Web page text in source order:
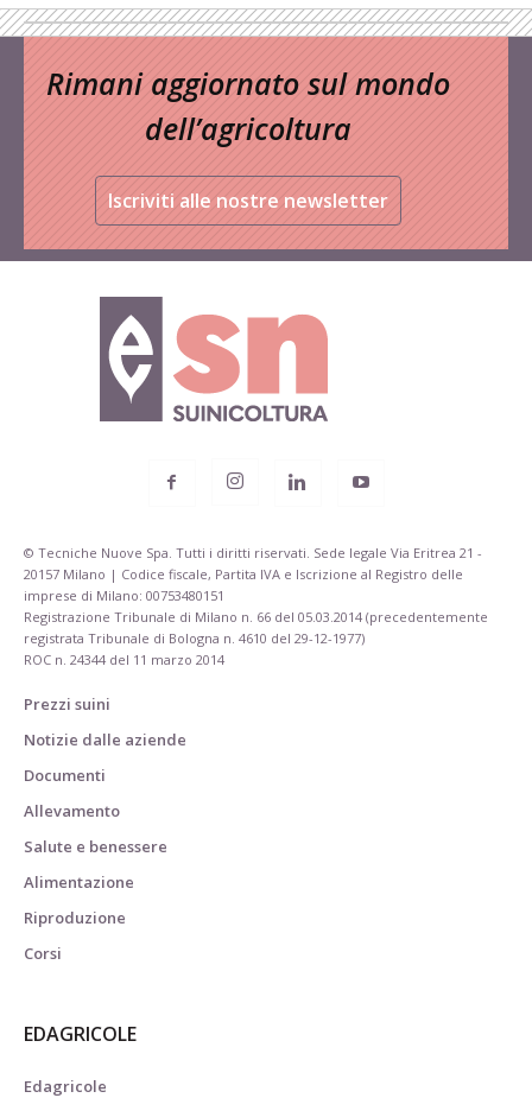
Rimani aggiornato sul mondo
dell’agricoltura
Iscriviti alle nostre newsletter
© Tecniche Nuove Spa. Tutti i diritti riservati. Sede legale Via Eritrea 21 -
20157 Milano | Codice fiscale, Partita IVA e Iscrizione al Registro delle
imprese di Milano: 00753480151
Registrazione Tribunale di Milano n. 66 del 05.03.2014 (precedentemente
registrata Tribunale di Bologna n. 4610 del 29-12-1977)
ROC n. 24344 del 11 marzo 2014
Prezzi suini
Notizie dalle aziende
Documenti
Allevamento
Salute e benessere
Alimentazione
Riproduzione
Corsi
EDAGRICOLE
Edagricole